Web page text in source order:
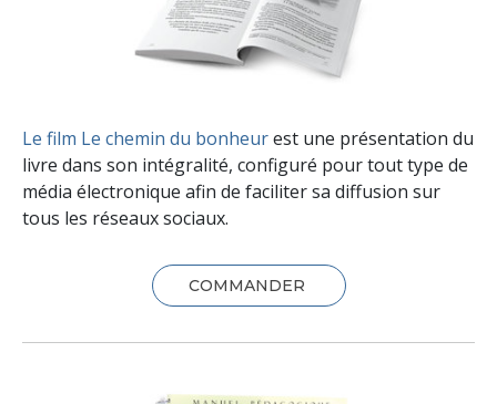
Le film Le chemin du bonheurest une présentation du
livre dans son intégralité, configuré pour tout type de
média électronique afin de faciliter sa diffusion sur
tous les réseaux sociaux.
COMMANDER